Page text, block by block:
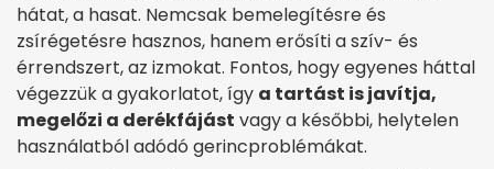
hátat, a hasat. Nemcsak bemelegítésre és
zsírégetésre hasznos, hanem erősíti a szív- és
érrendszert, az izmokat. Fontos, hogy egyenes háttal
végezzük a gyakorlatot, így a tartást is javítja,
megelőzi a derékfájást vagy a későbbi, helytelen
használatból adódó gerincproblémákat.